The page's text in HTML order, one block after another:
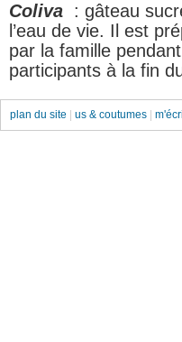
Coliva : gâteau
l’eau de vie. Il est
par la famille
participants à la fin
plan du site us & coutumes